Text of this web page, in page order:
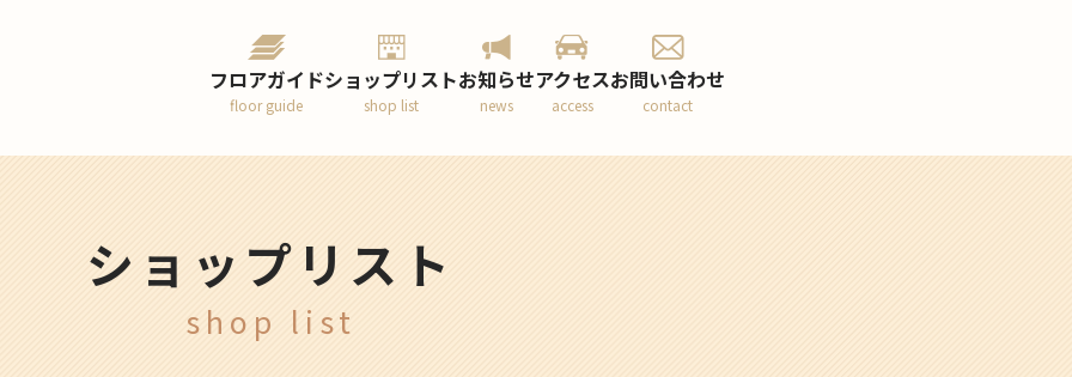
フロアガイド
floor guide
ショップリスト
shop list
お知らせ
news
アクセス
access
お問い合わせ
contact
ショップリスト
shop list